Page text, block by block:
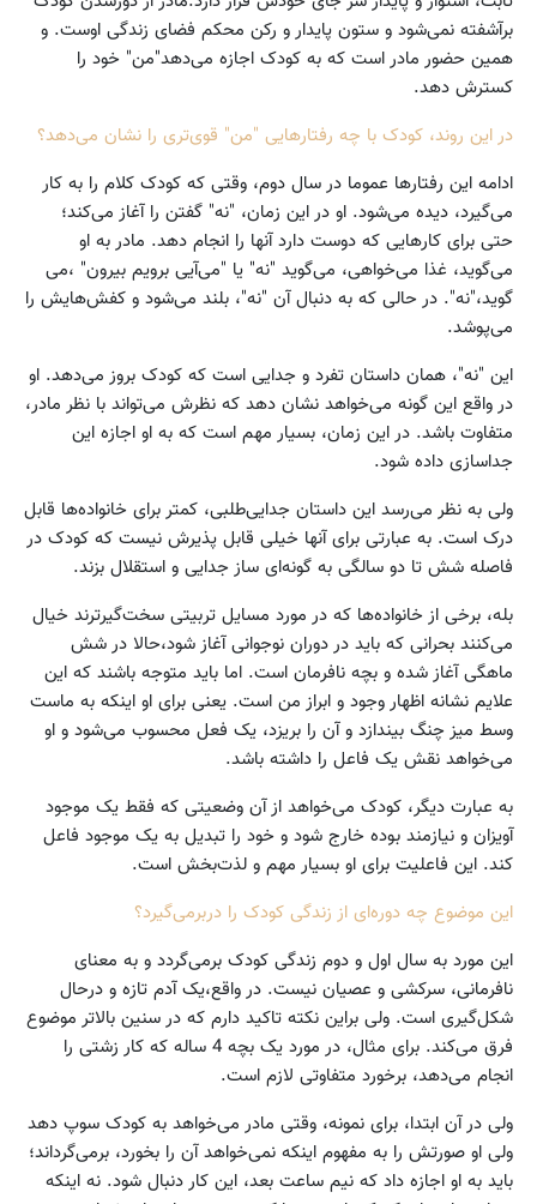
بر‌آشفته نمی‌شود و ستون پایدار و رکن محکم فضای زندگی اوست. و
همین حضور مادر است که به کودک اجازه می‌دهد"من" خود را
کسترش دهد.
در این روند، کودک با چه رفتارهایی "من" قوی‌تری را نشان می‌دهد؟
ادامه این رفتارها عموما در سال دوم، وقتی که کودک کلام را به کار
می‌گیرد، دیده می‌شود. او در این زمان، "نه" گفتن را آغاز می‌کند؛
حتی برای کارهایی که دوست دارد آنها را انجام دهد. مادر به او
می‌گوید، غذا می‌خواهی، می‌گوید "نه" یا "می‌آیی برویم بیرون" ،می
گوید،"نه". در حالی که به دنبال آن "نه"، بلند می‌شود و کفش‌هایش را
می‌پوشد.
این "نه"، همان داستان تفرد و جدایی است که کودک بروز می‌دهد. او
در واقع این گونه می‌خواهد نشان دهد که نظرش می‌تواند با نظر مادر،
متفاوت باشد. در این زمان، بسیار مهم است که به او اجازه این
جداسازی داده شود.
ولی به نظر می‌رسد این داستان جدایی‌طلبی، کمتر برای خانواده‌ها قابل
درک است. به عبارتی برای آنها خیلی قابل پذیرش نیست که کودک در
فاصله شش تا دو سالگی به گونه‌ای ساز جدایی و استقلال بزند.
بله، برخی از خانواده‌ها که در مورد مسایل تربیتی سخت‌گیرترند خیال
می‌کنند بحرانی که باید در دوران نوجوانی آغاز شود،حالا در شش
ماهگی آغاز شده و بچه نافرمان است. اما باید متوجه باشند که این
علایم نشانه اظهار وجود و ابراز من است. یعنی برای او اینکه به ماست
وسط میز چنگ بیندازد و آن را بریزد، یک فعل محسوب می‌شود و او
می‌خواهد نقش یک فاعل را داشته باشد.
به عبارت دیگر، کودک می‌خواهد از آن وضعیتی که فقط یک موجود
آویزان و نیازمند بوده خارج شود و خود را تبدیل به یک موجود فاعل
کند. این فاعلیت برای او بسیار مهم و لذت‌بخش است.
این موضوع چه دوره‌ای از زندگی کودک را دربر‌می‌گیرد؟
این مورد به سال اول و دوم زندگی کودک برمی‌گردد و به معنای
نافرمانی، سرکشی و عصیان نیست. در واقع،یک آدم تازه و در‌حال
شکل‌گیری است. ولی براین نکته تاکید دارم که در سنین بالاتر موضوع
فرق می‌کند. برای مثال، در مورد یک بچه 4 ساله که کار زشتی را
انجام می‌دهد، برخورد متفاوتی لازم است.
ولی در آن ابتدا، برای نمونه، وقتی مادر می‌خواهد به کودک سوپ دهد
ولی او صورتش را به مفهوم اینکه نمی‌خواهد آن را بخورد، برمی‌گرداند؛
باید به او اجازه داد که نیم ساعت بعد، این کار دنبال شود. نه اینکه